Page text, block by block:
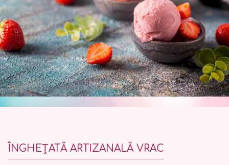
ÎNGHEȚATĂ ARTIZANALĂ VRAC